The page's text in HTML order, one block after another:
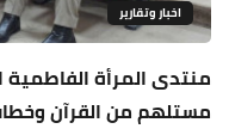
اخبار وتقارير
منتدى المرأة الفاطمية
مستلهم من القرآن